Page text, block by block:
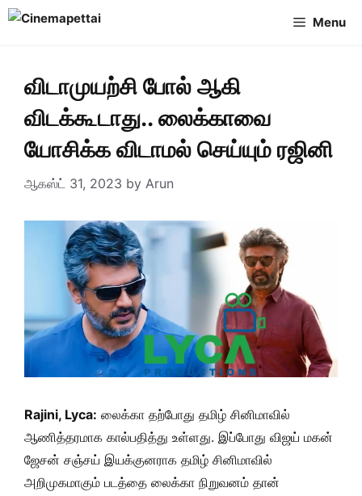
Skip
Menu
விடாமுயற்சி போல் ஆகி
விடக்கூடாது.. லைக்காவை
யோசிக்க விடாமல் செய்யும் ரஜினி
ஆகஸ்ட் 31, 2023 by Arun
Rajini, Lyca: லைக்கா தற்போது தமிழ் சினிமாவில்
ஆணித்தரமாக கால்பதித்து உள்ளது. இப்போது விஜய் மகன்
ஜேசன் சஞ்சய் இயக்குனராக தமிழ் சினிமாவில்
அறிமுகமாகும் படத்தை லைக்கா நிறுவனம் தான்